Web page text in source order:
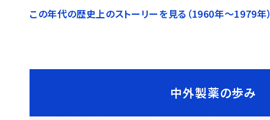
この年代の歴史上のストーリーを見る（1960年〜1979年）
中外製薬の歩み